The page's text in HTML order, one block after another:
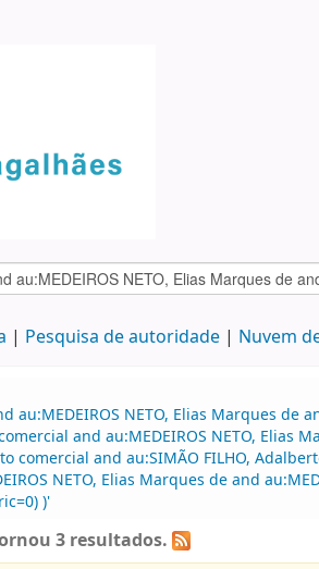
Pesquisa de autoridade Nuvem
NETO, Elias Marques de
and au:MEDEIROS NETO, Elias
and au:SIMÃO FILHO,
NETO, Elias Marques de and
)'
3 resultados.